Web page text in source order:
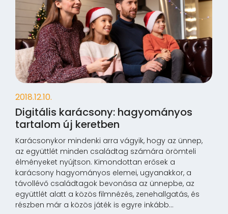
2018.12.10.
Digitális karácsony: hagyományos
tartalom új keretben
Karácsonykor mindenki arra vágyik, hogy az ünnep,
az együttlét minden családtag számára örömteli
élményeket nyújtson. Kimondottan erősek a
karácsony hagyományos elemei, ugyanakkor, a
távollévő családtagok bevonása az ünnepbe, az
együttlét alatt a közös filmnézés, zenehallgatás, és
részben már a közös játék is egyre inkább...